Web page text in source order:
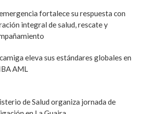
fortalece su respuesta con
integral de salud, rescate y
eleva sus estándares globales en
AML
de Salud organiza jornada de